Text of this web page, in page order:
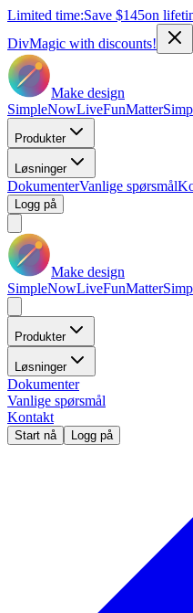
Limited time:Save $145on
DivMagic with discounts!
Make design
SimpleNowLiveFunMatter
Produkter
Løsninger
DokumenterVanlige spørsmål
Logg på
Make design
SimpleNowLiveFunMatter
Produkter
Løsninger
Dokumenter
Vanlige spørsmål
Kontakt
Start nå Logg på